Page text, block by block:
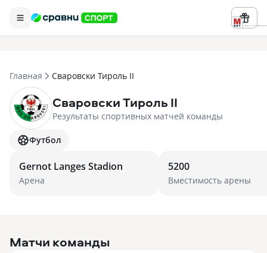
Реклама ООО «БК «Марафон» ИНН
Главная Сваровски Тироль II
Сваровски Тироль II
Результаты спортивных матчей команды
Футбол
Gernot Langes Stadion
Арена
5200
Вместимость арены
Матчи команды